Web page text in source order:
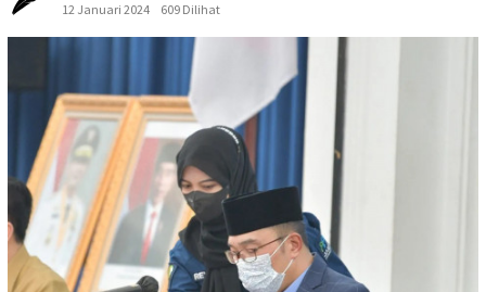
12 Januari 2024
609 Dilihat